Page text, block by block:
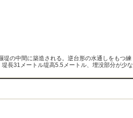
の中間に築造される。逆台形の水通しをもつ練
長31メートル堤高5.5メートル、埋没部分が少な